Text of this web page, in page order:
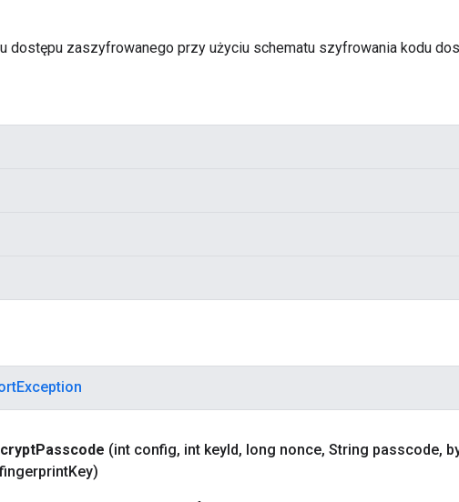
dostępu zaszyfrowanego przy użyciu schematu szyfrowania kodu
Passcode (int config, int keyId, long nonce, String passcode,
Key)